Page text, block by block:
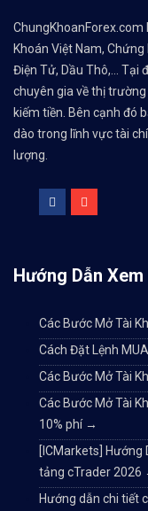
Khoán Việt Nam,
Điện Tử, Dầu Thô,... Tại
chuyên gia về thị
kiếm tiền. Bên cạnh đó
dào trong lĩnh vực tài
lượng.
Hướng Dẫn Xem
Các Bước Mở Tài
Cách Đặt Lệnh
Các Bước Mở Tài
Các Bước Mở Tài
10% phí →
[ICMarkets] Hướng
tảng cTrader 2026
Hướng dẫn chi tiết